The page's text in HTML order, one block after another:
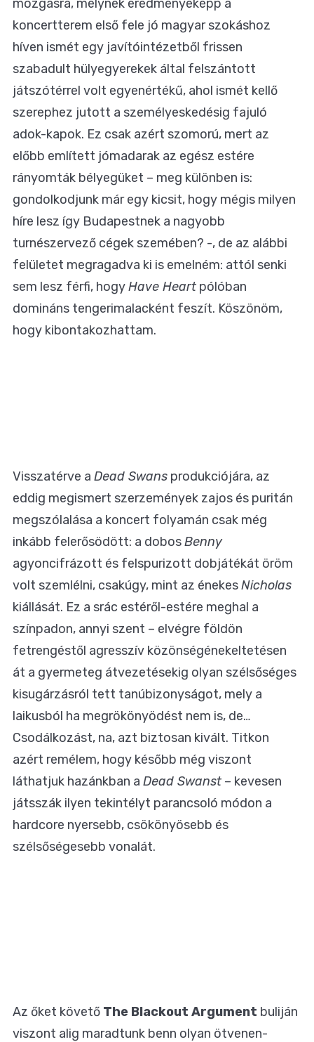
mozgásra, melynek eredményeképp a
koncertterem első fele jó magyar szokáshoz
híven ismét egy javítóintézetből frissen
szabadult hülyegyerekek által felszántott
játszótérrel volt egyenértékű, ahol ismét kellő
szerephez jutott a személyeskedésig fajuló
adok-kapok. Ez csak azért szomorú, mert az
előbb említett jómadarak az egész estére
rányomták bélyegüket – meg különben is:
gondolkodjunk már egy kicsit, hogy mégis milyen
híre lesz így Budapestnek a nagyobb
turnészervező cégek szemében? -, de az alábbi
felületet megragadva ki is emelném: attól senki
sem lesz férfi, hogyHave Heart pólóban
domináns tengerimalacként feszít. Köszönöm,
hogy kibontakozhattam.
Visszatérve a Dead Swans produkciójára, az
eddig megismert szerzemények zajos és puritán
megszólalása a koncert folyamán csak még
inkább felerősödött: a dobosBenny
agyoncifrázott és felspurizott dobjátékát öröm
volt szemlélni, csakúgy, mint az énekesNicholas
kiállását. Ez a srác estéről-estére meghal a
színpadon, annyi szent – elvégre földön
fetrengéstől agresszív közönségénekeltetésen
át a gyermeteg átvezetésekig olyan szélsőséges
kisugárzásról tett tanúbizonyságot, mely a
laikusból ha megrökönyödést nem is, de…
Csodálkozást, na, azt biztosan kivált. Titkon
azért remélem, hogy később még viszont
láthatjuk hazánkban a Dead Swanst – kevesen
játsszák ilyen tekintélyt parancsoló módon a
hardcore nyersebb, csökönyösebb és
szélsőségesebb vonalát.
Az őket követő The Blackout Argument buliján
viszont alig maradtunk benn olyan ötvenen-